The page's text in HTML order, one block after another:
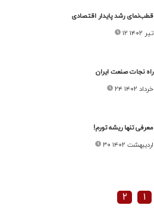
قطب‌نمای رشد پایدار اقتصادی
۱۲ تیر ۱۴۰۲
راه نجات صنعت ایران
۲۴ خرداد ۱۴۰۲
معرفی تنها ریشه تورم!
۳۰ اردیبهشت ۱۴۰۲
۱ ۲